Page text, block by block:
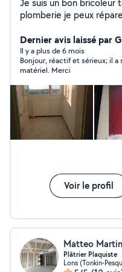
Je suis un bon bricoleur tout type
plomberie je peux
poser un WC . J'aime
moi une femme de
des logements après le
des locaux vitre
nettoyage.... Je fais aussi de la peinture intérieure et
extérieure porte volets
ponçage et le
lieux . Je suis soigné
bien fait . Pour plus de
Dernier avis laissé par
Il y a plus de 6 mois
Bonjour, réactif et sérieux; il a
matériel. Merci
Voir le profil
Matteo Martin
Plâtrier Plaquiste
Lons (Tonkin-